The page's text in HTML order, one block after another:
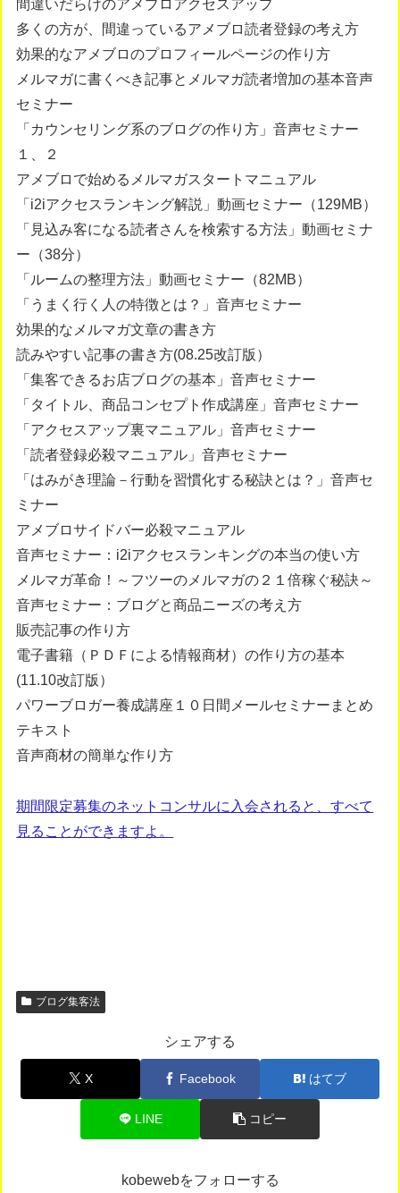
間違いだらけのアメブロアクセスアップ
多くの方が、間違っているアメブロ読者登録の考え方
効果的なアメブロのプロフィールページの作り方
メルマガに書くべき記事とメルマガ読者増加の基本音声
セミナー
「カウンセリング系のブログの作り方」音声セミナー
１、２
アメブロで始めるメルマガスタートマニュアル
「i2iアクセスランキング解説」動画セミナー（129MB）
「見込み客になる読者さんを検索する方法」動画セミナ
ー（38分）
「ルームの整理方法」動画セミナー（82MB）
「うまく行く人の特徴とは？」音声セミナー
効果的なメルマガ文章の書き方
読みやすい記事の書き方(08.25改訂版）
「集客できるお店ブログの基本」音声セミナー
「タイトル、商品コンセプト作成講座」音声セミナー
「アクセスアップ裏マニュアル」音声セミナー
「読者登録必殺マニュアル」音声セミナー
「はみがき理論－行動を習慣化する秘訣とは？」音声セ
ミナー
アメブロサイドバー必殺マニュアル
音声セミナー：i2iアクセスランキングの本当の使い方
メルマガ革命！～フツーのメルマガの２１倍稼ぐ秘訣～
音声セミナー：ブログと商品ニーズの考え方
販売記事の作り方
電子書籍（ＰＤＦによる情報商材）の作り方の基本
(11.10改訂版）
パワーブロガー養成講座１０日間メールセミナーまとめ
テキスト
音声商材の簡単な作り方
期間限定募集のネットコンサルに入会されると、すべて
見ることができますよ。
ブログ集客法
シェアする
X Facebook はてブ
LINE コピー
kobewebをフォローする